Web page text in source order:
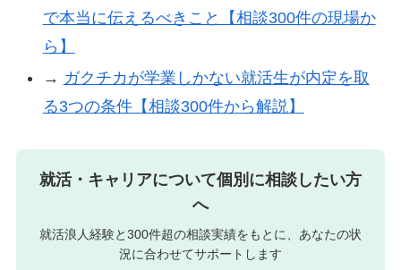
で本当に伝えるべきこと【相談300件の現場か
ら】
→ ガクチカが学業しかない就活生が内定を取
る3つの条件【相談300件から解説】
就活・キャリアについて個別に相談したい方
へ
就活浪人経験と300件超の相談実績をもとに、あなたの状
況に合わせてサポートします